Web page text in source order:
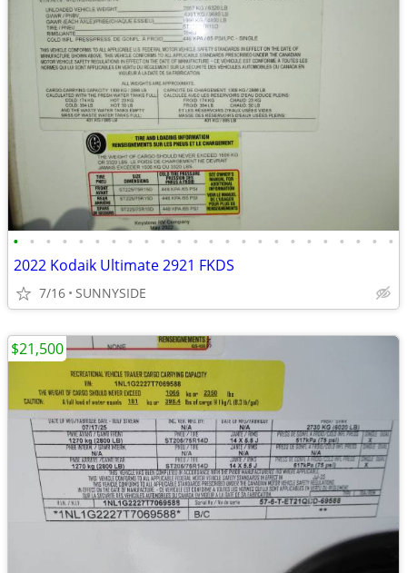
• • • • • • • • • • • • • • • • • • • • • • • •
2022 Kodaik Ultimate 2921 FKDS
7/16 SUNNYSIDE
$21,500